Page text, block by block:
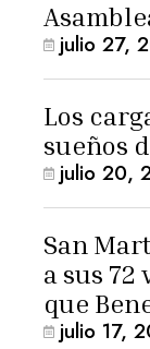
julio 27,
Los
sueños
julio 20,
San
a sus
que
arresto
julio 17,